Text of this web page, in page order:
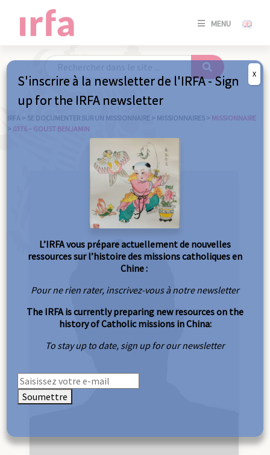
MENU
SE
/
IRFA > SE DOCUMENTER SUR UN MISSIONNAIRE > MISSIONNAIRES > MISSIONNAIRE
> 0376 – GOUST BENJAMIN
S'inscrire à la newsletter de l'IRFA - Sign
up for the IRFA newsletter
L’IRFA vous prépare actuellement de nouvelles
ressources sur l’histoire des missions catholiques en
Chine :
Pour ne rien rater, inscrivez-vous à notre newsletter
The IRFA is currently preparing new resources on the
history of Catholic missions in China:
To stay up to date, sign up for our newsletter
Soumettre
X